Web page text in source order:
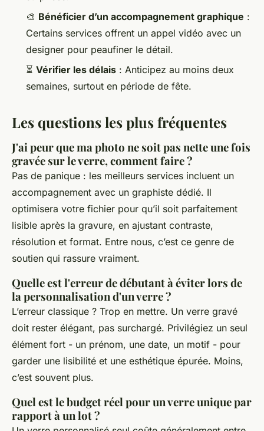
🎨 Bénéficier d’un accompagnement graphique :
Certains services offrent un appel vidéo avec un
designer pour peaufiner le détail.
⏳ Vérifier les délais : Anticipez au moins deux
semaines, surtout en période de fête.
Les questions les plus fréquentes
J'ai peur que ma photo ne soit pas nette une fois
gravée sur le verre, comment faire ?
Pas de panique : les meilleurs services incluent un
accompagnement avec un graphiste dédié. Il
optimisera votre fichier pour qu’il soit parfaitement
lisible après la gravure, en ajustant contraste,
résolution et format. Entre nous, c’est ce genre de
soutien qui rassure vraiment.
Quelle est l'erreur de débutant à éviter lors de
la personnalisation d'un verre ?
L’erreur classique ? Trop en mettre. Un verre gravé
doit rester élégant, pas surchargé. Privilégiez un seul
élément fort - un prénom, une date, un motif - pour
garder une lisibilité et une esthétique épurée. Moins,
c’est souvent plus.
Quel est le budget réel pour un verre unique par
rapport à un lot ?